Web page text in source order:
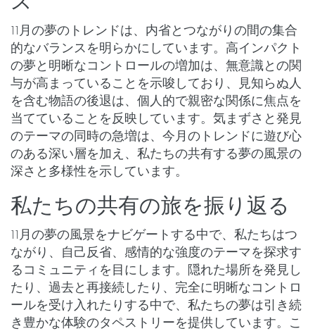
11月の夢のトレンドは、内省とつながりの間の集合
的なバランスを明らかにしています。高インパクト
の夢と明晰なコントロールの増加は、無意識との関
与が高まっていることを示唆しており、見知らぬ人
を含む物語の後退は、個人的で親密な関係に焦点を
当てていることを反映しています。気まずさと発見
のテーマの同時の急増は、今月のトレンドに遊び心
のある深い層を加え、私たちの共有する夢の風景の
深さと多様性を示しています。
私たちの共有の旅を振り返る
11月の夢の風景をナビゲートする中で、私たちはつ
ながり、自己反省、感情的な強度のテーマを探求す
るコミュニティを目にします。隠れた場所を発見し
たり、過去と再接続したり、完全に明晰なコントロ
ールを受け入れたりする中で、私たちの夢は引き続
き豊かな体験のタペストリーを提供しています。こ